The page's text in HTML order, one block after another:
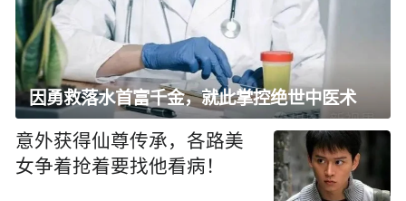
因勇救落水首富千金，就此掌控绝世中医术
意外获得仙尊传承，各路美
女争着抢着要找他看病！